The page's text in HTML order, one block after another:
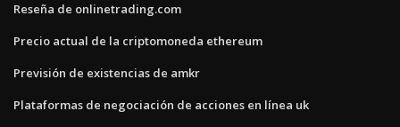
Reseña de onlinetrading.com
Precio actual de la criptomoneda ethereum
Previsión de existencias de amkr
Plataformas de negociación de acciones en línea uk